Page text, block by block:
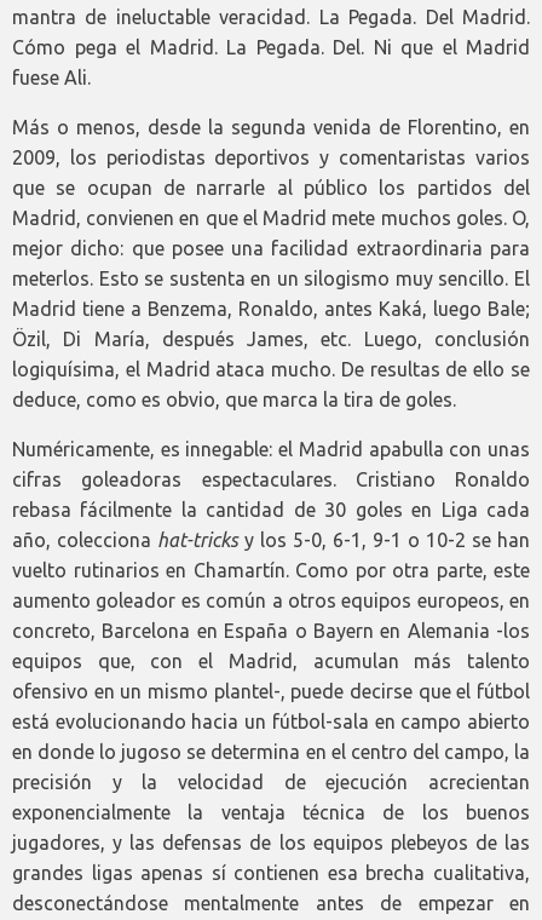
mantra de ineluctable veracidad. La Pegada. Del Madrid.
Cómo pega el Madrid. La Pegada. Del. Ni que el Madrid
fuese Ali.
Más o menos, desde la segunda venida de Florentino, en
2009, los periodistas deportivos y comentaristas varios
que se ocupan de narrarle al público los partidos del
Madrid, convienen en que el Madrid mete muchos goles. O,
mejor dicho: que posee una facilidad extraordinaria para
meterlos. Esto se sustenta en un silogismo muy sencillo. El
Madrid tiene a Benzema, Ronaldo, antes Kaká, luego Bale;
Özil, Di María, después James, etc. Luego, conclusión
logiquísima, el Madrid ataca mucho. De resultas de ello se
deduce, como es obvio, que marca la tira de goles.
Numéricamente, es innegable: el Madrid apabulla con unas
cifras goleadoras espectaculares. Cristiano Ronaldo
rebasa fácilmente la cantidad de 30 goles en Liga cada
año, colecciona hat-tricksy los 5-0, 6-1, 9-1 o 10-2 se han
vuelto rutinarios en Chamartín. Como por otra parte, este
aumento goleador es común a otros equipos europeos, en
concreto, Barcelona en España o Bayern en Alemania -los
equipos que, con el Madrid, acumulan más talento
ofensivo en un mismo plantel-, puede decirse que el fútbol
está evolucionando hacia un fútbol-sala en campo abierto
en donde lo jugoso se determina en el centro del campo, la
precisión y la velocidad de ejecución acrecientan
exponencialmente la ventaja técnica de los buenos
jugadores, y las defensas de los equipos plebeyos de las
grandes ligas apenas sí contienen esa brecha cualitativa,
desconectándose mentalmente antes de empezar en